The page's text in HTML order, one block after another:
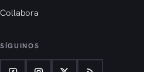
Collabora
SÍGUINOS